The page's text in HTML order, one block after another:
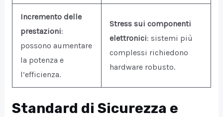
Incremento delle
prestazioni:
possono aumentare
la potenza e
l’efficienza.
Stress sui componenti
elettronici: sistemi più
complessi richiedono
hardware robusto.
Standard di Sicurezza e